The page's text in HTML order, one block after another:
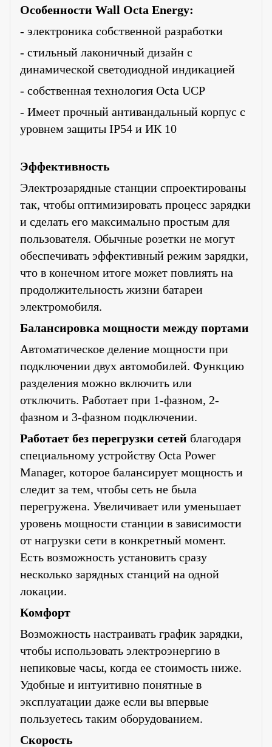
Особенности Wall Octa Energy:
- электроника собственной разработки
- стильный лаконичный дизайн с
динамической светодиодной индикацией
- собственная технология Octa UCP
- Имеет прочный антивандальный корпус с
уровнем защиты IP54 и ИК 10
Эффективность
Электрозарядные станции спроектированы
так, чтобы оптимизировать процесс зарядки
и сделать его максимально простым для
пользователя. Обычные розетки не могут
обеспечивать эффективный режим зарядки,
что в конечном итоге может повлиять на
продолжительность жизни батареи
электромобиля.
Балансировка мощности между портами
Автоматическое деление мощности при
подключении двух автомобилей. Функцию
разделения можно включить или
отключить. Работает при 1-фазном, 2-
фазном и 3-фазном подключении.
Работает без перегрузки сетей благодаря
специальному устройству Octa Power
Manager, которое балансирует мощность и
следит за тем, чтобы сеть не была
перегружена. Увеличивает или уменьшает
уровень мощности станции в зависимости
от нагрузки сети в конкретный момент.
Есть возможность установить сразу
несколько зарядных станций на одной
локации.
Комфорт
Возможность настраивать график зарядки,
чтобы использовать электроэнергию в
непиковые часы, когда ее стоимость ниже.
Удобные и интуитивно понятные в
эксплуатации даже если вы впервые
пользуетесь таким оборудованием.
Скорость